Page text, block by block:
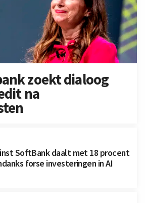
zoekt dialoog
na
SoftBank daalt met 18 procent
forse investeringen in AI